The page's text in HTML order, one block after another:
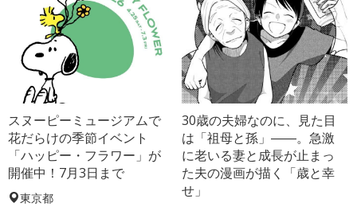
スヌーピーミュージアムで
花だらけの季節イベント
「ハッピー・フラワー」が
開催中！7月3日まで
東京都
30歳の夫婦なのに、見た目
は「祖母と孫」――。急激
に老いる妻と成長が止まっ
た夫の漫画が描く「歳と幸
せ」